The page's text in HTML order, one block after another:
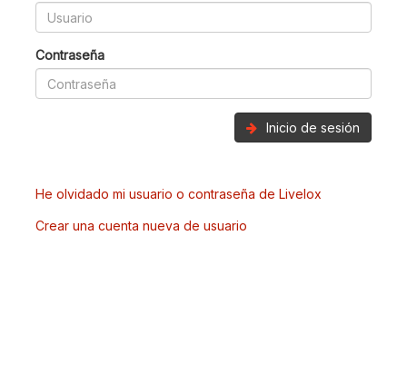
Contraseña
Inicio de sesión
He olvidado mi usuario o contraseña de Livelox
Crear una cuenta nueva de usuario